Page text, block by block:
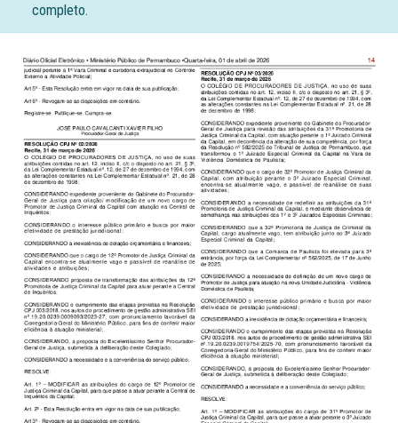
completo.